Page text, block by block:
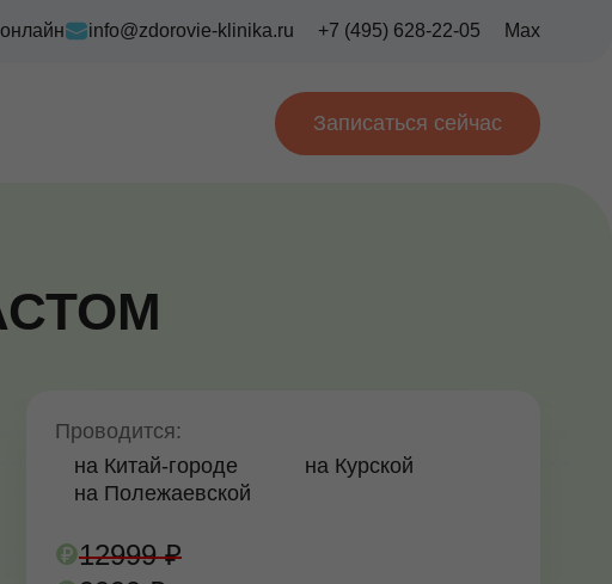
info@zdorovie-klinika.ru +7 (495) 628-22-05 Max
Записаться сейчас
Проводится:
на Китай-городе
на Курской
на Полежаевской
12999 ₽